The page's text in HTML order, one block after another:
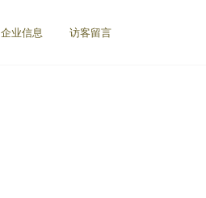
企业信息 访客留言